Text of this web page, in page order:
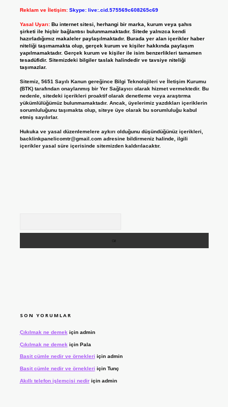
Reklam ve İletişim: Skype: live:.cid.575569c608265c69
Yasal Uyarı: Bu internet sitesi, herhangi bir marka, kurum veya şahıs
şirketi ile hiçbir bağlantısı bulunmamaktadır. Sitede yalnızca kendi
hazırladığımız makaleler paylaşılmaktadır. Burada yer alan içerikler haber
niteliği taşımamakta olup, gerçek kurum ve kişiler hakkında paylaşım
yapılmamaktadır. Gerçek kurum ve kişiler ile isim benzerlikleri tamamen
tesadüfidir. Sitemizdeki bilgiler taslak halindedir ve tavsiye niteliği
taşımazlar.
Sitemiz, 5651 Sayılı Kanun gereğince Bilgi Teknolojileri ve İletişim Kurumu
(BTK) tarafından onaylanmış bir Yer Sağlayıcı olarak hizmet vermektedir. Bu
nedenle, sitedeki içerikleri proaktif olarak denetleme veya araştırma
yükümlülüğümüz bulunmamaktadır. Ancak, üyelerimiz yazdıkları içeriklerin
sorumluluğunu taşımakta olup, siteye üye olarak bu sorumluluğu kabul
etmiş sayılırlar.
Hukuka ve yasal düzenlemelere aykırı olduğunu düşündüğünüz içerikleri,
backlinkpanelicomtr@gmail.comadresine bildirmeniz halinde, ilgili
içerikler yasal süre içerisinde sitemizden kaldırılacaktır.
SON YORUMLAR
Çıkılmak ne demek için admin
Çıkılmak ne demek için Pala
Basit cümle nedir ve örnekleri için admin
Basit cümle nedir ve örnekleri için Tunç
Akıllı telefon işlemcisi nediriçin admin